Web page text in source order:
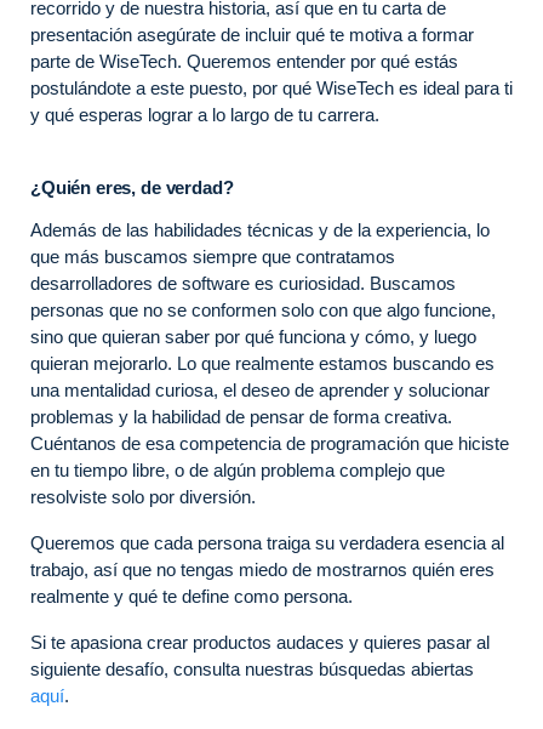
recorrido y de nuestra historia, así que en tu carta de
presentación asegúrate de incluir qué te motiva a formar
parte de WiseTech. Queremos entender por qué estás
postulándote a este puesto, por qué WiseTech es ideal para ti
y qué esperas lograr a lo largo de tu carrera.
¿Quién eres, de verdad?
Además de las habilidades técnicas y de la experiencia, lo
que más buscamos siempre que contratamos
desarrolladores de software es curiosidad. Buscamos
personas que no se conformen solo con que algo funcione,
sino que quieran saber por qué funciona y cómo, y luego
quieran mejorarlo. Lo que realmente estamos buscando es
una mentalidad curiosa, el deseo de aprender y solucionar
problemas y la habilidad de pensar de forma creativa.
Cuéntanos de esa competencia de programación que hiciste
en tu tiempo libre, o de algún problema complejo que
resolviste solo por diversión.
Queremos que cada persona traiga su verdadera esencia al
trabajo, así que no tengas miedo de mostrarnos quién eres
realmente y qué te define como persona.
Si te apasiona crear productos audaces y quieres pasar al
siguiente desafío, consulta nuestras búsquedas abiertas
aquí.